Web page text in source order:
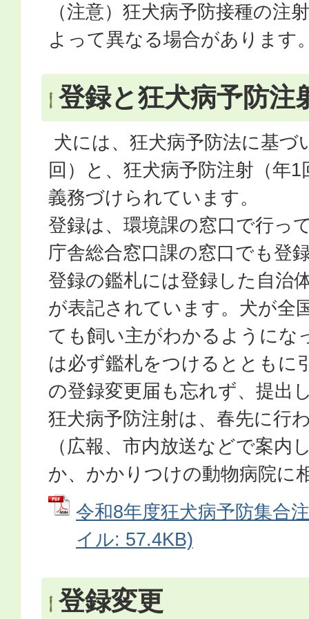
（注意）狂犬病予防接種の注
よって異なる場合があります
登録と狂犬病予防注
犬には、狂犬病予防法に基づ
回）と、狂犬病予防注射（年
義務づけられています。
登録は、環境課の窓口で行っ
庁舎総合窓口課の窓口でも登
登録の鑑札には登録した自治
が表記されています。犬が全
ても飼い主がわかるようにな
は必ず鑑札をつけるとともに
の登録変更届も忘れず、提出
狂犬病予防注射は、春先に行
（広報、市内放送などで案内
か、かかりつけの動物病院に
令和8年度狂犬病予防集合
イル: 57.4KB)
登録変更